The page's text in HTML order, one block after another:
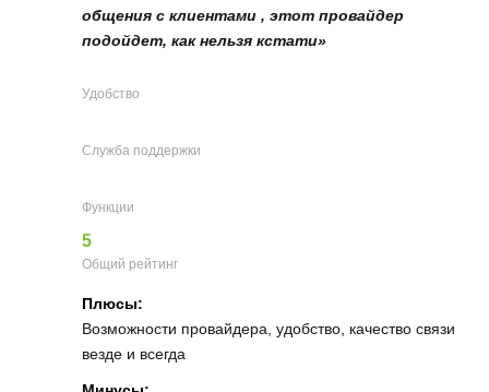
общения с клиентами , этот провайдер
подойдет, как нельзя кстати»
Удобство
Служба поддержки
Функции
5
Общий рейтинг
Плюсы:
Возможности провайдера, удобство, качество связи
везде и всегда